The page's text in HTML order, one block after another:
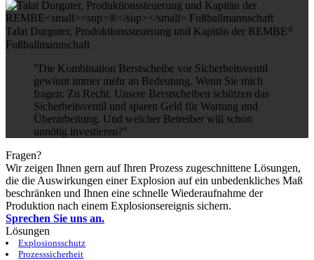
Talat Durguter, Produktionssteuerung und Kapitän der REMBE®
Fußballmannschaft
"Die Kombination Berstscheibe vor Sicherheitsventil
gewinnt immer mehr an Bedeutung. Wenn Sie mich
fragen: Zu Recht. Unsere Berstscheiben schützen das
Sicherheitsventil und sparen Geld für Wartung und
Überarbeitung. Und welcher Betreiber will schon
unnötig investieren?"
Fragen?
Wir zeigen Ihnen gern auf Ihren Prozess zugeschnittene Lösungen,
die die Auswirkungen einer Explosion auf ein unbedenkliches Maß
beschränken und Ihnen eine schnelle Wiederaufnahme der
Produktion nach einem Explosionsereignis sichern.
Sprechen Sie uns an.
Lösungen
Explosionsschutz
Prozesssicherheit